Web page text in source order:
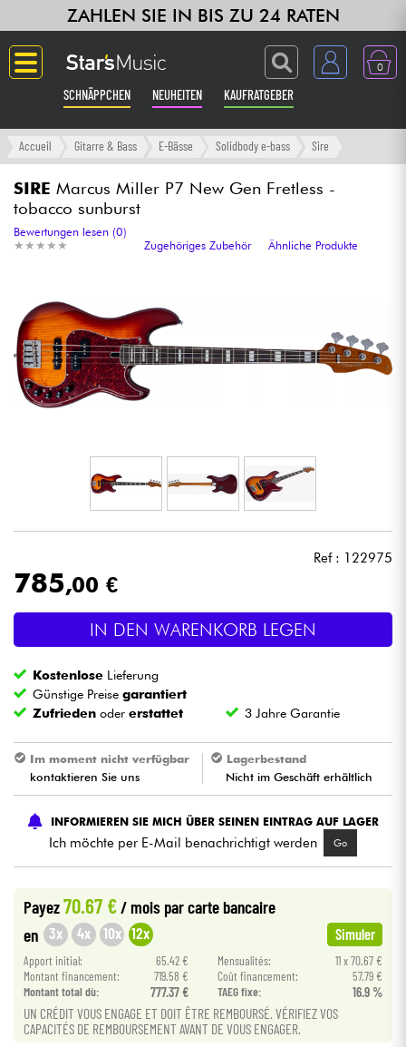
ZAHLEN SIE IN BIS ZU 24 RATEN
0
SCHNÄPPCHEN NEUHEITEN KAUFRATGEBER
Langue
Gitarre & Bass
Verstärker & Effekte
Synths & samplers
Studio
Mikros
Licht
Blasinstrumente
Violinen & Quartett
HiFi
Bundle
Sehen Sie sich unsere Marken an
Accueil Gitarre & Bass E-Bässe Solidbody e-bass Sire
SIRE Marcus Miller P7 New Gen Fretless -
tobacco sunburst
★ ★ ★ ★ ★
★ ★ ★ ★ ★
Bewertungen lesen (0)
Zugehöriges Zubehör
Ähnliche Produkte
Ref : 122975
785,00 €
IN DEN WARENKORB LEGEN
Kostenlose Lieferung
Günstige Preisegarantiert
Zufrieden odererstattet 3 Jahre Garantie
Im moment nicht verfügbar
kontaktieren Sie uns
Lagerbestand
Nicht im Geschäft erhältlich
INFORMIEREN SIE MICH ÜBER SEINEN EINTRAG AUF LAGER
Ich möchte per E-Mail benachrichtigt werden Go
Payez70.67 €/ mois par carte bancaire
en 3x 4x 10x 12x Simuler
Apport initial: 65.42 € Mensualités:
11 x 70.67 €
Montant financement:
719.58 € Coût financement:
57.79 €
Montant total dù:
777.37 € TAEG fixe: 16.9 %
UN CRÉDIT VOUS ENGAGE ET DOIT ÊTRE REMBOURSÉ. VÉRIFIEZ VOS
CAPACITÉS DE REMBOURSEMENT AVANT DE VOUS ENGAGER.